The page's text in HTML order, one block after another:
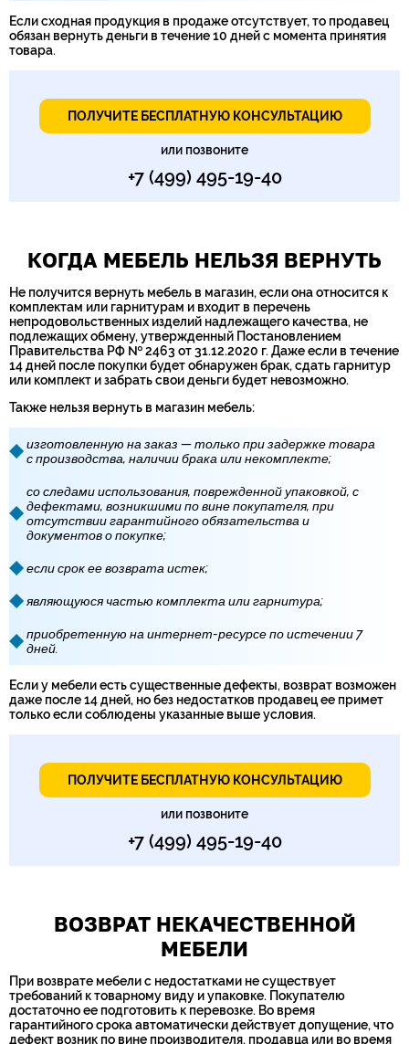
Если сходная продукция в продаже отсутствует, то продавец
обязан вернуть деньги в течение 10 дней с момента принятия
товара.
ПОЛУЧИТЕ БЕСПЛАТНУЮ КОНСУЛЬТАЦИЮ
или позвоните
+7 (499) 495-19-40
КОГДА МЕБЕЛЬ НЕЛЬЗЯ ВЕРНУТЬ
Не получится вернуть мебель в магазин, если она относится к
комплектам или гарнитурам и входит в перечень
непродовольственных изделий надлежащего качества, не
подлежащих обмену, утвержденный Постановлением
Правительства РФ № 2463 от 31.12.2020 г. Даже если в течение
14 дней после покупки будет обнаружен брак, сдать гарнитур
или комплект и забрать свои деньги будет невозможно.
Также нельзя вернуть в магазин мебель:
изготовленную на заказ — только при задержке товара
с производства, наличии брака или некомплекте;
со следами использования, поврежденной упаковкой, с
дефектами, возникшими по вине покупателя, при
отсутствии гарантийного обязательства и
документов о покупке;
если срок ее возврата истек;
являющуюся частью комплекта или гарнитура;
приобретенную на интернет-ресурсе по истечении 7
дней.
Если у мебели есть существенные дефекты, возврат возможен
даже после 14 дней, но без недостатков продавец ее примет
только если соблюдены указанные выше условия.
ПОЛУЧИТЕ БЕСПЛАТНУЮ КОНСУЛЬТАЦИЮ
или позвоните
+7 (499) 495-19-40
ВОЗВРАТ НЕКАЧЕСТВЕННОЙ
МЕБЕЛИ
При возврате мебели с недостатками не существует
требований к товарному виду и упаковке. Покупателю
достаточно ее подготовить к перевозке. Во время
гарантийного срока автоматически действует допущение, что
дефект возник по вине производителя, продавца или во время